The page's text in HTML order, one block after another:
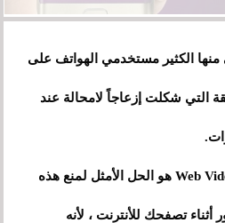
منها الكثير مستخدمي الهواتف على
التي شكلت إزعاجاً لامحالة عند
لذلك فإن تطبيق Web Video Caster هو الحل الأمثل لمنع هذه
أثناء تصفحك للأنترنت ، لأنه